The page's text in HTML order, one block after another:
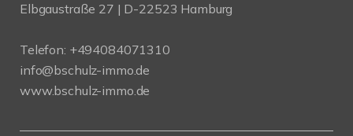
Elbgaustraße 27 | D-22523 Hamburg
Telefon: +494084071310
info@bschulz-immo.de
www.bschulz-immo.de